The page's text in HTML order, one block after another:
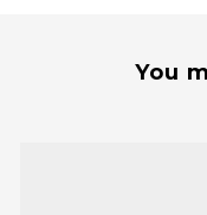
You